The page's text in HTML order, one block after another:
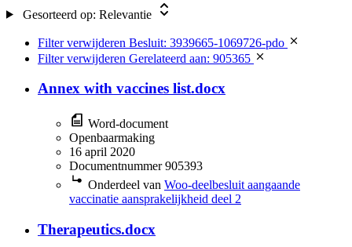
Gesorteerd op: Relevantie
Filter verwijderen Besluit: 3939665-1069726-pdo
Filter verwijderen Gerelateerd aan: 905365
Annex with vaccines list.docx
Word-document
Openbaarmaking
16 april 2020
Documentnummer 905393
Onderdeel van Woo-deelbesluit aangaande
vaccinatie aansprakelijkheid deel 2
Therapeutics.docx